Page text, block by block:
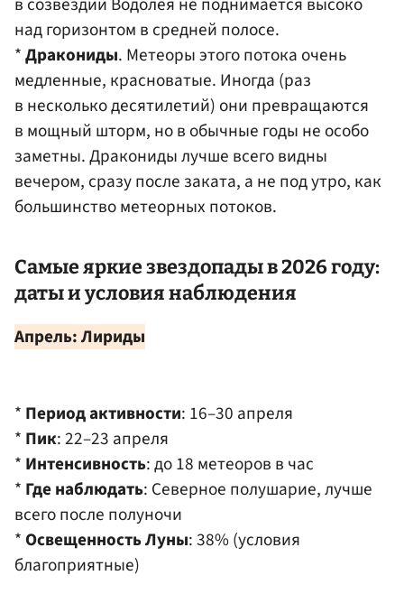
над горизонтом в средней полосе.
*Дракониды. Метеоры этого потока очень
медленные, красноватые. Иногда (раз
в несколько десятилетий) они превращаются
в мощный шторм, но в обычные годы не особо
заметны. Дракониды лучше всего видны
вечером, сразу после заката, а не под утро, как
большинство метеорных потоков.
Самые яркие звездопады в 2026 году:
даты и условия наблюдения
Апрель: Лириды
* Период активности: 16–30 апреля
* Пик: 22–23 апреля
* Интенсивность: до 18 метеоров в час
* Где наблюдать: Северное полушарие, лучше
всего после полуночи
* Освещенность Луны: 38% (условия
благоприятные)